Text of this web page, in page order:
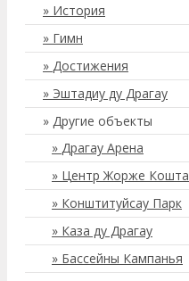
История
Гимн
Достижения
Эштадиу ду Драгау
Другие объекты
Драгау Арена
Центр Жорже Кошта
Конштитуйсау Парк
Каза ду Драгау
Бассейны Кампанья